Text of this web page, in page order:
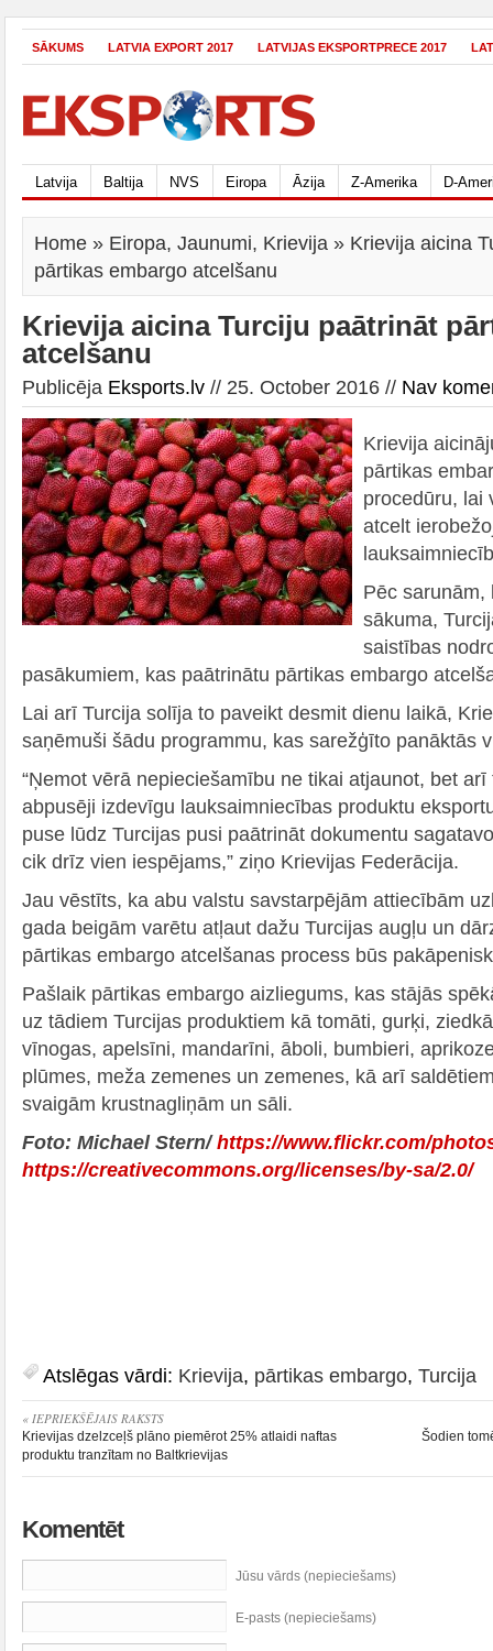
SĀKUMS LATVIA EXPORT 2017 LATVIJAS EKSPORTPRECE 2017
Latvija Baltija NVS Eiropa Āzija Z-Amerika D-
Home » Eiropa, Jaunumi, Krievija » Krievija aicina
pārtikas embargo atcelšanu
Krievija aicina Turciju paātrināt
atcelšanu
Publicēja Eksports.lv // 25. October 2016 // Nav
Krievija
pārtikas
procedūru, lai
atcelt
Pēc sarunām,
sākuma,
saistības
pasākumiem, kas paātrinātu pārtikas embargo
Lai arī Turcija solīja to paveikt desmit dienu laikā,
saņēmuši šādu programmu, kas sarežģīto panāktās
“Ņemot vērā nepieciešamību ne tikai atjaunot, bet
abpusēji izdevīgu lauksaimniecības produktu
puse lūdz Turcijas pusi paātrināt dokumentu
cik drīz vien iespējams,” ziņo Krievijas Federācija.
Jau vēstīts, ka abu valstu savstarpējām attiecībām
gada beigām varētu atļaut dažu Turcijas augļu un
pārtikas embargo atcelšanas process būs
Pašlaik pārtikas embargo aizliegums, kas stājās
uz tādiem Turcijas produktiem kā tomāti, gurķi,
vīnogas, apelsīni, mandarīni, āboli, bumbieri,
plūmes, meža zemenes un zemenes, kā arī
svaigām krustnagliņām un sāli.
Foto: Michael Stern/https://www.flickr.com/
https://creativecommons.org/licenses/by-sa/2.0/
Atslēgas vārdi: Krievija, pārtikas embargo, Turcija
« IEPRIEKŠĒJAIS RAKSTS
Krievijas dzelzceļš plāno piemērot 25% atlaidi naftas
produktu tranzītam no Baltkrievijas
Šodien
Komentēt
Jūsu vārds (nepieciešams)
E-pasts (nepieciešams)